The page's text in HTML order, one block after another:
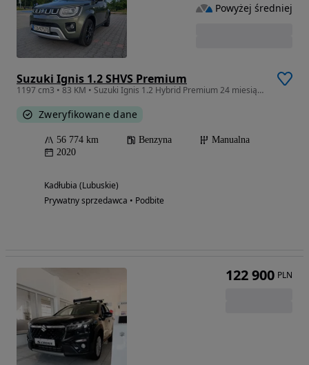
Suzuki Ignis 1.2 SHVS Premium
1197 cm3 • 83 KM • Suzuki Ignis 1.2 Hybrid Premium 24 miesiące gwarancji!
Zweryfikowane dane
56 774 km Benzyna
Manualna
2020
Kadłubia (Lubuskie)
Prywatny sprzedawca • Podbite
Powyżej średniej
122 900 PLN